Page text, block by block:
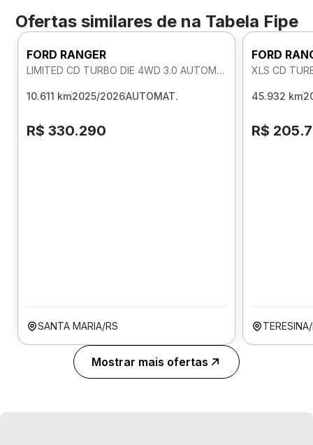
Ofertas similares de na Tabela Fipe
FORD RANGER
LIMITED CD TURBO DIE 4WD 3.0 AUTOMATICO
10.611 km2025/2026AUTOMAT.
R$ 330.290
SANTA MARIA/RS
FORD
XLS CD
45.932 km
R$
Mostrar mais ofertas